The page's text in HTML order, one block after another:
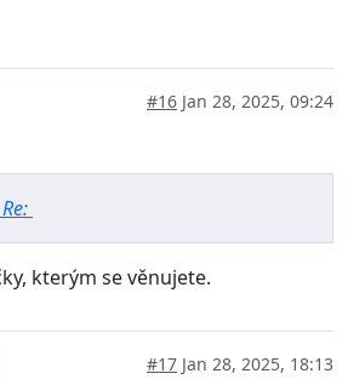
#16 Jan 28, 2025, 09:24
kterým se věnujete.
#17 Jan 28, 2025, 18:13